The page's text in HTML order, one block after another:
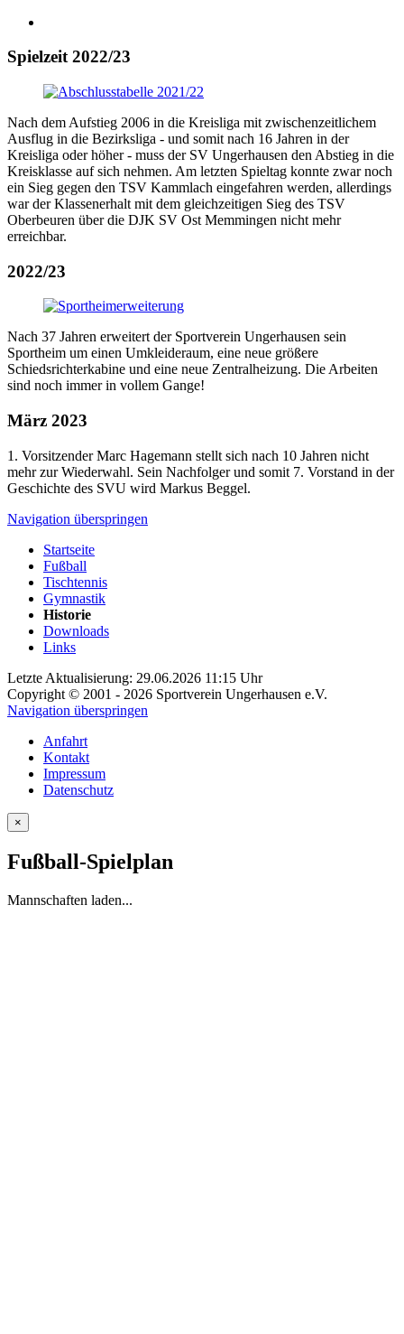
Spielzeit 2022/23
Nach dem Aufstieg 2006 in die Kreisliga mit zwischenzeitlichem
Ausflug in die Bezirksliga - und somit nach 16 Jahren in der
Kreisliga oder höher - muss der SV Ungerhausen den Abstieg in die
Kreisklasse auf sich nehmen. Am letzten Spieltag konnte zwar noch
ein Sieg gegen den TSV Kammlach eingefahren werden, allerdings
war der Klassenerhalt mit dem gleichzeitigen Sieg des TSV
Oberbeuren über die DJK SV Ost Memmingen nicht mehr
erreichbar.
2022/23
Nach 37 Jahren erweitert der Sportverein Ungerhausen sein
Sportheim um einen Umkleideraum, eine neue größere
Schiedsrichterkabine und eine neue Zentralheizung. Die Arbeiten
sind noch immer in vollem Gange!
März 2023
1. Vorsitzender Marc Hagemann stellt sich nach 10 Jahren nicht
mehr zur Wiederwahl. Sein Nachfolger und somit 7. Vorstand in der
Geschichte des SVU wird Markus Beggel.
Navigation überspringen
Startseite
Fußball
Tischtennis
Gymnastik
Historie
Downloads
Links
Letzte Aktualisierung: 29.06.2026 11:15 Uhr
Copyright © 2001 - 2026 Sportverein Ungerhausen e.V.
Navigation überspringen
Anfahrt
Kontakt
Impressum
Datenschutz
×
Fußball-Spielplan
Mannschaften laden...